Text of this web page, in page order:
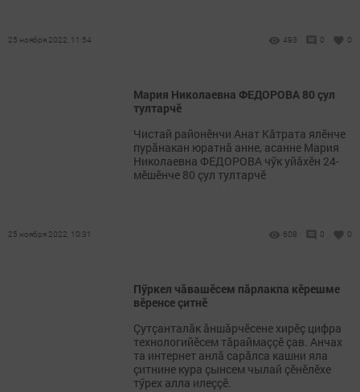
25 ноября 2022, 11:54 493 0 0
Мария Николаевна ФЕДОРОВА 80 çул
тултарчӗ
Чистай районӗнчи Анат Кăтрата ялӗнче
пурăнакан юратнă анне, асанне Мария
Николаевна ФЕДОРОВА чӳк уйăхӗн 24-
мӗшӗнче 80 çул тултарчӗ
25 ноября 2022, 10:31 608 0 0
Пӳркел чăвашӗсем пăрлакпа кӗрешме
вӗренсе çитнӗ
Çутçанталăк ăншăрчӗсене хирӗç цифра
технологийӗсем тăраймаççӗ çав. Анчах
та интернет анлă сарăлса кашни яла
çитнине кура çынсем чылай çӗнӗлӗхе
тӳрех алла илеççӗ.